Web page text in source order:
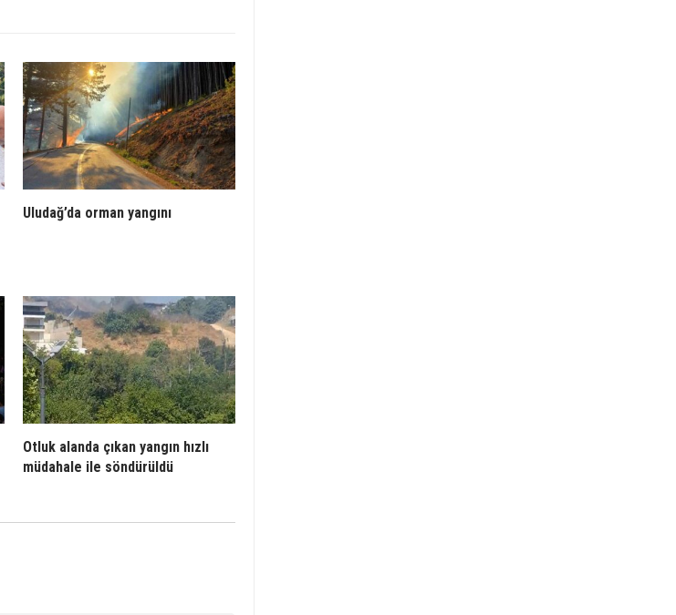
Uludağ’da orman yangını
Otluk alanda çıkan yangın hızlı
müdahale ile söndürüldü